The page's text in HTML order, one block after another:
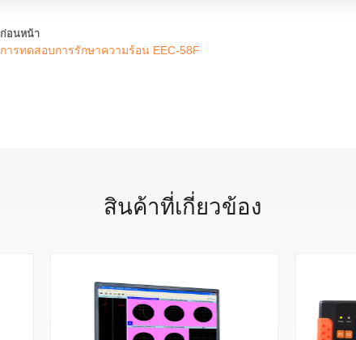
ก่อนหน้า
การทดสอบการรักษาความร้อน EEC-58F
สินค้าที่เกี่ยวข้อง